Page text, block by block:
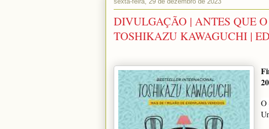
DIVULGAÇÃO | ANTES QUE
TOSHIKAZU KAWAGUCHI |
O